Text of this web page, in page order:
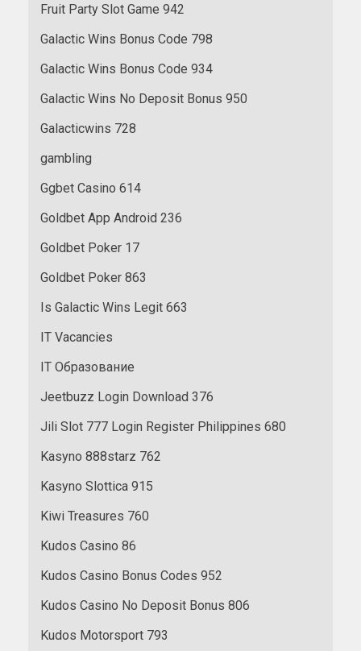
Fruit Party Slot Game 942
Galactic Wins Bonus Code 798
Galactic Wins Bonus Code 934
Galactic Wins No Deposit Bonus 950
Galacticwins 728
gambling
Ggbet Casino 614
Goldbet App Android 236
Goldbet Poker 17
Goldbet Poker 863
Is Galactic Wins Legit 663
IT Vacancies
IT Образование
Jeetbuzz Login Download 376
Jili Slot 777 Login Register Philippines 680
Kasyno 888starz 762
Kasyno Slottica 915
Kiwi Treasures 760
Kudos Casino 86
Kudos Casino Bonus Codes 952
Kudos Casino No Deposit Bonus 806
Kudos Motorsport 793